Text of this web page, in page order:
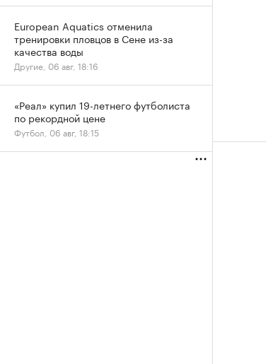
European Aquatics отменила
тренировки пловцов в Сене из-за
качества воды
Другие, 06 авг, 18:16
«Реал» купил 19-летнего футболиста
по рекордной цене
Футбол, 06 авг, 18:15